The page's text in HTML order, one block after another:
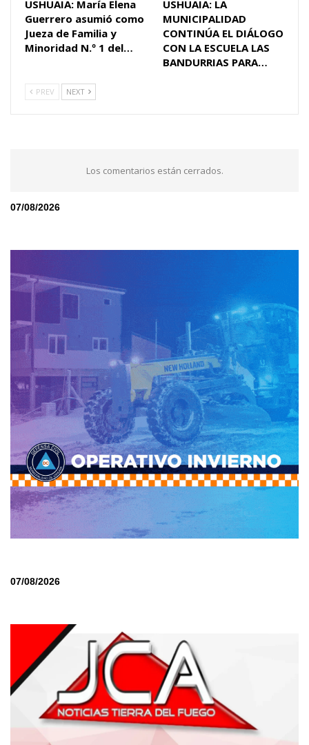
USHUAIA: María Elena
Guerrero asumió como
Jueza de Familia y
Minoridad N.º 1 del…
USHUAIA: LA
MUNICIPALIDAD
CONTINÚA EL DIÁLOGO
CON LA ESCUELA LAS
BANDURRIAS PARA…
PREV NEXT
Los comentarios están cerrados.
07/08/2026
07/08/2026